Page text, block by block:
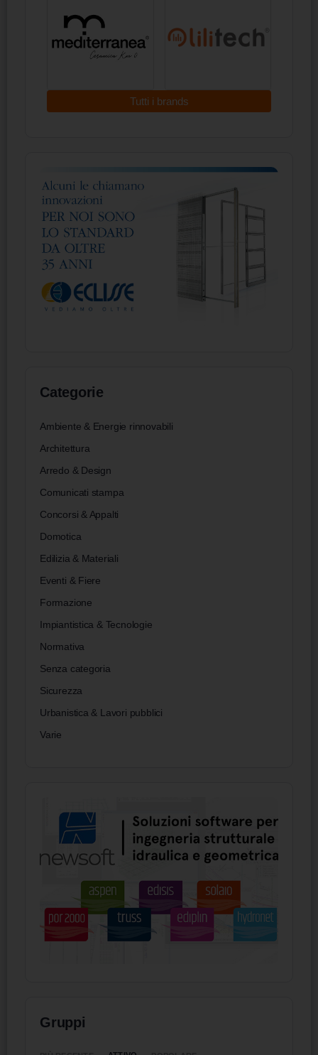
Tutti i brands
Categorie
Ambiente & Energie rinnovabili
Architettura
Arredo & Design
Comunicati stampa
Concorsi & Appalti
Domotica
Edilizia & Materiali
Eventi & Fiere
Formazione
Impiantistica & Tecnologie
Normativa
Senza categoria
Sicurezza
Urbanistica & Lavori pubblici
Varie
Gruppi